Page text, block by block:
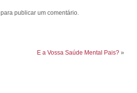
para publicar um comentário.
E a Vossa Saúde Mental Pais?»